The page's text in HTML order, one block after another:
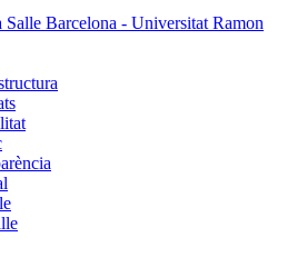
Barcelona - Universitat Ramon